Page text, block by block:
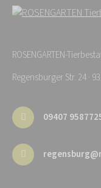
ROSENGARTEN-
Regensburger Str. 24 ·
09407